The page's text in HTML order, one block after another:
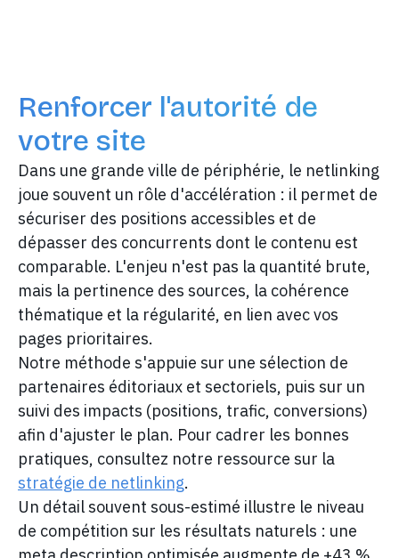
Renforcer l'autorité de
votre site
Dans une grande ville de périphérie, le netlinking
joue souvent un rôle d'accélération : il permet de
sécuriser des positions accessibles et de
dépasser des concurrents dont le contenu est
comparable. L'enjeu n'est pas la quantité brute,
mais la pertinence des sources, la cohérence
thématique et la régularité, en lien avec vos
pages prioritaires.
Notre méthode s'appuie sur une sélection de
partenaires éditoriaux et sectoriels, puis sur un
suivi des impacts (positions, trafic, conversions)
afin d'ajuster le plan. Pour cadrer les bonnes
pratiques, consultez notre ressource sur la
stratégie de netlinking.
Un détail souvent sous-estimé illustre le niveau
de compétition sur les résultats naturels : une